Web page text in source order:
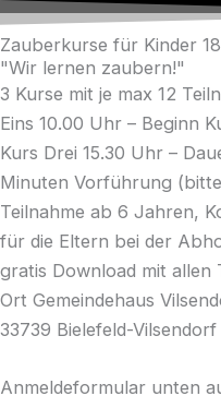
Zum
Inhalt
springen
Zauberkurse für Kinder
"Wir lernen zaubern!"
3 Kurse mit je max 12
Eins 10.00 Uhr – Beginn
Kurs Drei 15.30 Uhr –
Minuten Vorführung
Teilnahme ab 6 Jahren,
für die Eltern bei der
gratis Download mit allen
Ort Gemeindehaus
33739 Bielefeld-Vilsendorf
Anmeldeformular unten